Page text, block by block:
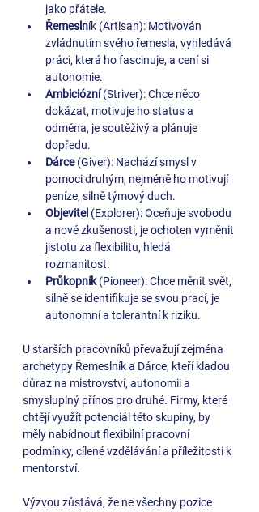
jako přátele.
Řemeslník (Artisan): Motivován
zvládnutím svého řemesla, vyhledává
práci, která ho fascinuje, a cení si
autonomie.
Ambiciózní (Striver): Chce něco
dokázat, motivuje ho status a
odměna, je soutěživý a plánuje
dopředu.
Dárce (Giver): Nachází smysl v
pomoci druhým, nejméně ho motivují
peníze, silně týmový duch.
Objevitel (Explorer): Oceňuje svobodu
a nové zkušenosti, je ochoten vyměnit
jistotu za flexibilitu, hledá
rozmanitost.
Průkopník (Pioneer): Chce měnit svět,
silně se identifikuje se svou prací, je
autonomní a tolerantní k riziku.
U starších pracovníků převažují zejména
archetypy Řemeslník a Dárce, kteří kladou
důraz na mistrovství, autonomii a
smysluplný přínos pro druhé. Firmy, které
chtějí využít potenciál této skupiny, by
měly nabídnout flexibilní pracovní
podmínky, cílené vzdělávání a příležitosti k
mentorství.
Výzvou zůstává, že ne všechny pozice